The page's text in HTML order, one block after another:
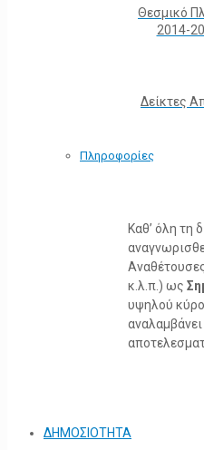
Θεσμικό
2014-
Δείκτες
Πληροφορίες
Καθ’ όλη τη
κ.λ.π.) ως
υψηλού
ΔΗΜΟΣΙΟΤΗΤΑ